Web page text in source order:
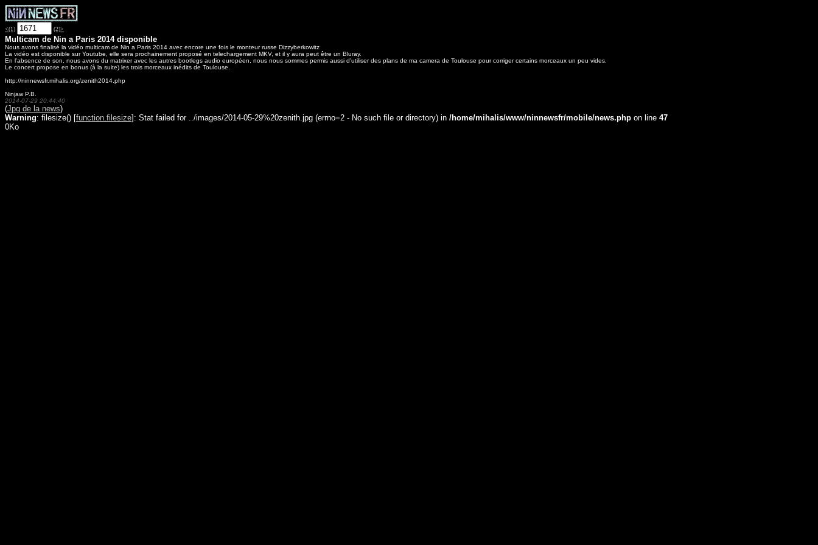
<(1) (2)>
Multicam de Nin a Paris 2014 disponible
Nous avons finalisé la vidéo multicam de Nin a Paris 2014 avec encore une fois le monteur russe Dizzyberkowitz
La vidéo est disponible sur Youtube, elle sera prochainement proposé en telechargement MKV, et il y aura peut être un Bluray.
En l'absence de son, nous avons du matrixer avec les autres bootlegs audio européen, nous nous sommes permis aussi d'utiliser des plans de ma camera de Toulouse pour corriger certains morceaux un peu vides.
Le concert propose en bonus (à la suite) les trois morceaux inédits de Toulouse.
http://ninnewsfr.mihalis.org/zenith2014.php
Ninjaw P.B.
2014-07-29 20:44:40
(Jpg de la news)
Warning: filesize() [function.filesize]: Stat failed for ../images/2014-05-29%20zenith.jpg (errno=2 - No such file or directory) in /home/mihalis/www/ninnewsfr/mobile/news.php on line 47
0Ko